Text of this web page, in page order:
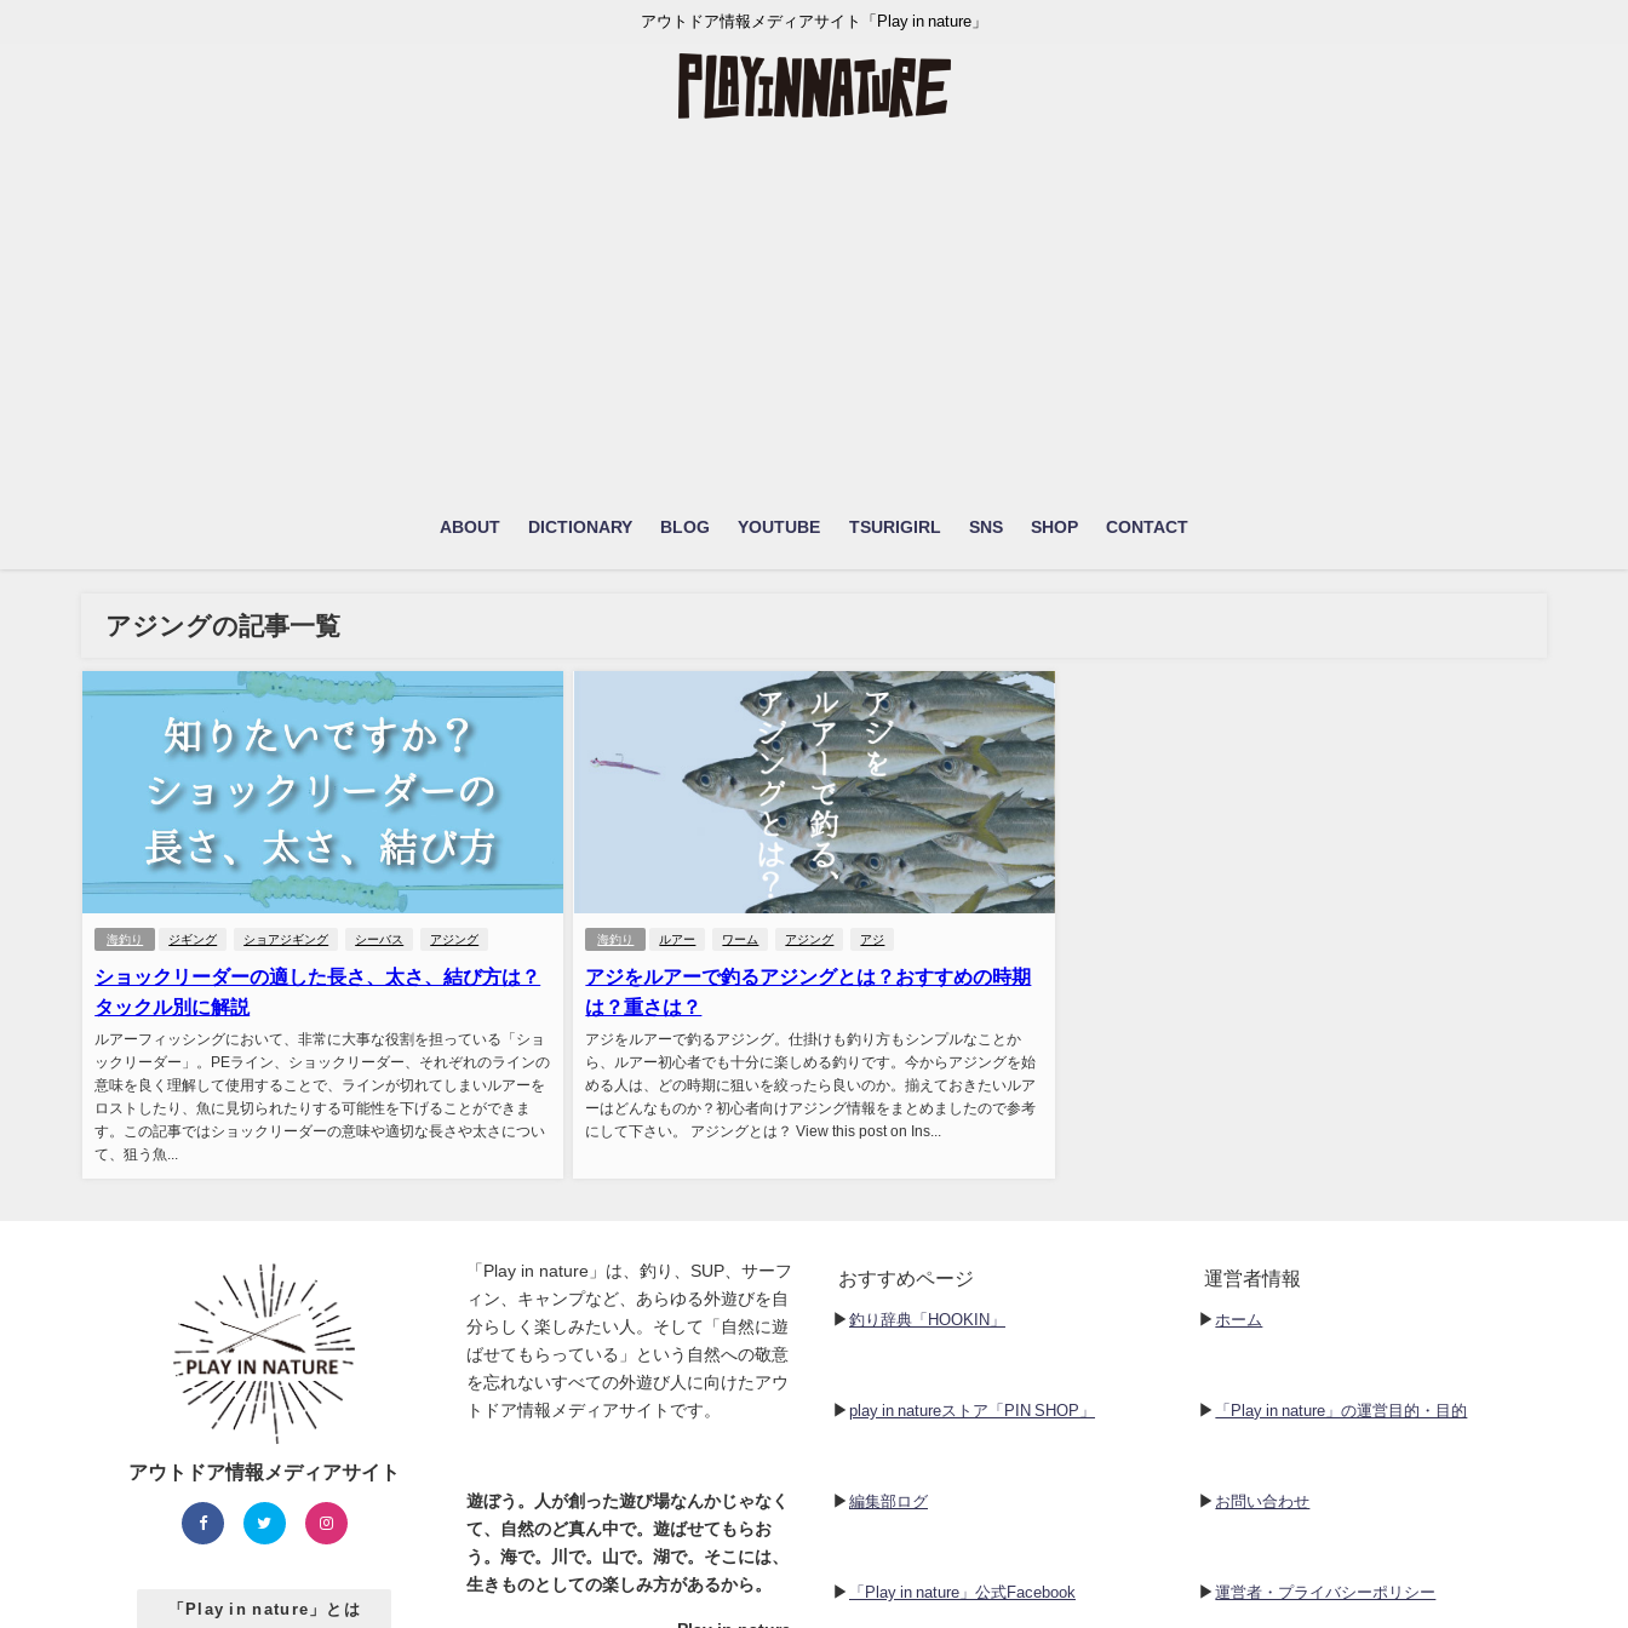
アウトドア情報メディアサイト「Play in nature」
ABOUT DICTIONARY BLOG YOUTUBE TSURIGIRL SNS SHOP CONTACT
アジングの記事一覧
海釣り ジギング ショアジギング シーバス アジング
ショックリーダーの適した長さ、太さ、結び方は？
タックル別に解説
ルアーフィッシングにおいて、非常に大事な役割を担っている「ショ
ックリーダー」。PEライン、ショックリーダー、それぞれのラインの
意味を良く理解して使用することで、ラインが切れてしまいルアーを
ロストしたり、魚に見切られたりする可能性を下げることができま
す。この記事ではショックリーダーの意味や適切な長さや太さについ
て、狙う魚...
海釣り ルアー ワーム アジング アジ
アジをルアーで釣るアジングとは？おすすめの時期
は？重さは？
アジをルアーで釣るアジング。仕掛けも釣り方もシンプルなことか
ら、ルアー初心者でも十分に楽しめる釣りです。今からアジングを始
める人は、どの時期に狙いを絞ったら良いのか。揃えておきたいルア
ーはどんなものか？初心者向けアジング情報をまとめましたので参考
にして下さい。 アジングとは？ View this post on Ins...
アウトドア情報メディアサイト
「Play in nature」とは
「Play in nature」は、釣り、SUP、サーフ
ィン、キャンプなど、あらゆる外遊びを自
分らしく楽しみたい人。そして「自然に遊
ばせてもらっている」という自然への敬意
を忘れないすべての外遊び人に向けたアウ
トドア情報メディアサイトです。
遊ぼう。人が創った遊び場なんかじゃなく
て、自然のど真ん中で。遊ばせてもらお
う。海で。川で。山で。湖で。そこには、
生きものとしての楽しみ方があるから。
おすすめページ
▶︎ 釣り辞典「HOOKIN」
▶︎ play in natureストア「PIN SHOP」
▶︎ 編集部ログ
▶︎ 「Play in nature」公式Facebook
運営者情報
▶︎ ホーム
▶︎ 「Play in nature」の運営目的・目的
▶︎ お問い合わせ
▶︎運営者・プライバシーポリシー